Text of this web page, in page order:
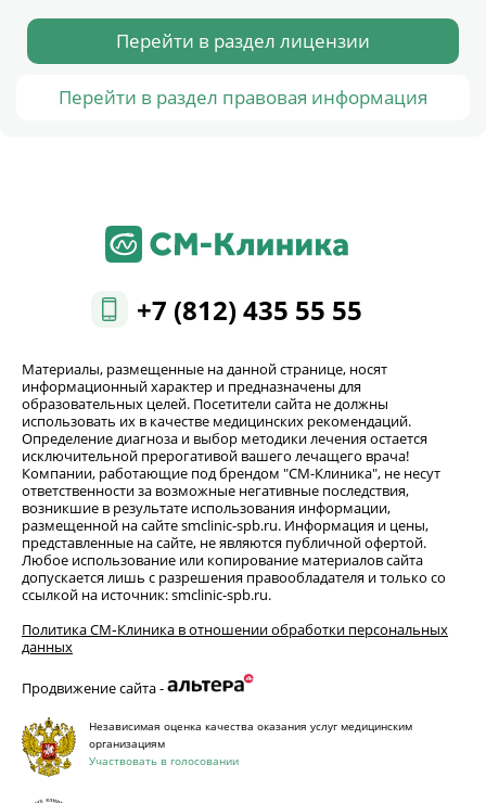
Перейти в раздел лицензии
Перейти в раздел правовая информация
+7 (812) 435 55 55
Материалы, размещенные на данной странице, носят
информационный характер и предназначены для
образовательных целей. Посетители сайта не должны
использовать их в качестве медицинских рекомендаций.
Определение диагноза и выбор методики лечения остается
исключительной прерогативой вашего лечащего врача!
Компании, работающие под брендом "СМ-Клиника", не несут
ответственности за возможные негативные последствия,
возникшие в результате использования информации,
размещенной на сайте smclinic-spb.ru. Информация и цены,
представленные на сайте, не являются публичной офертой.
Любое использование или копирование материалов сайта
допускается лишь с разрешения правообладателя и только со
ссылкой на источник: smclinic-spb.ru.
Политика СМ‑Клиника в отношении обработки персональных
данных
Продвижение сайта -
Независимая оценка качества оказания услуг медицинским
организациям
Участвовать в голосовании